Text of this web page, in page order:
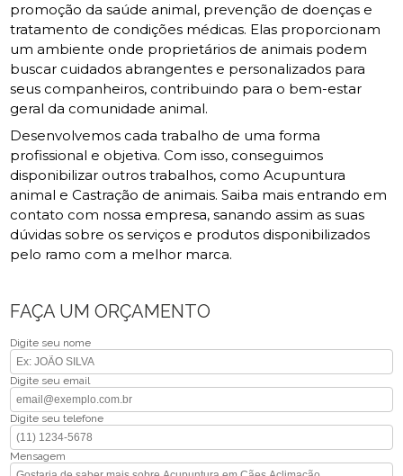
promoção da saúde animal, prevenção de doenças e
tratamento de condições médicas. Elas proporcionam
um ambiente onde proprietários de animais podem
buscar cuidados abrangentes e personalizados para
seus companheiros, contribuindo para o bem-estar
geral da comunidade animal.
Desenvolvemos cada trabalho de uma forma
profissional e objetiva. Com isso, conseguimos
disponibilizar outros trabalhos, como Acupuntura
animal e Castração de animais. Saiba mais entrando em
contato com nossa empresa, sanando assim as suas
dúvidas sobre os serviços e produtos disponibilizados
pelo ramo com a melhor marca.
FAÇA UM ORÇAMENTO
Digite seu nome
Digite seu email
Digite seu telefone
Mensagem